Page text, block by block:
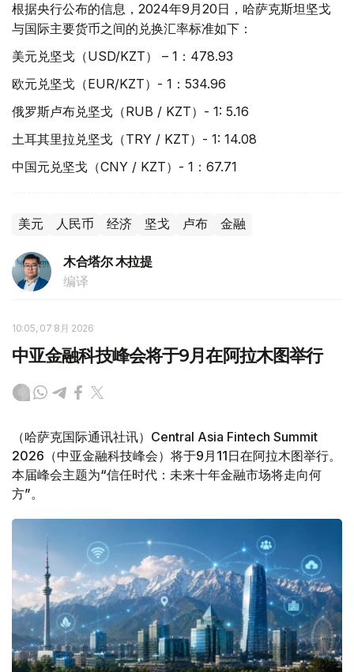
根据央行公布的信息，2024年9月20日，哈萨克斯坦坚戈
与国际主要货币之间的兑换汇率标准如下：
美元兑坚戈（USD/KZT） – 1：478.93
欧元兑坚戈（EUR/KZT）- 1：534.96
俄罗斯卢布兑坚戈（RUB / KZT）- 1: 5.16
土耳其里拉兑坚戈（TRY / KZT）- 1: 14.08
中国元兑坚戈（CNY / KZT）- 1：67.71
美元 人民币 经济 坚戈 卢布 金融
木合塔尔 木拉提
编译
10:05, 07 8月 2026
中亚金融科技峰会将于9月在阿拉木图举行
（哈萨克国际通讯社讯）Central Asia Fintech Summit
2026（中亚金融科技峰会）将于9月11日在阿拉木图举行。
本届峰会主题为“信任时代：未来十年金融市场将走向何
方”。